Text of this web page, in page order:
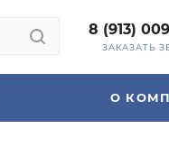
8 (913)
ЗАКАЗАТЬ
О